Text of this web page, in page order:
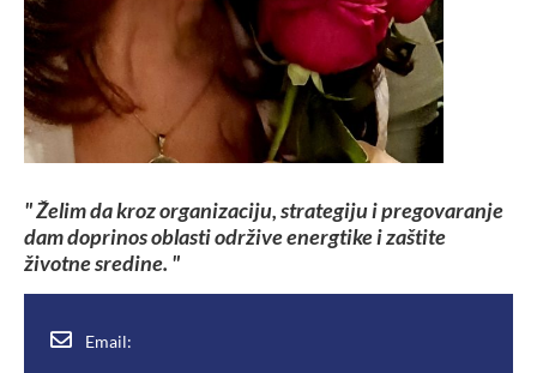
" Želim da kroz organizaciju, strategiju i pregovaranje
dam doprinos oblasti održive energtike i zaštite
životne sredine. "
Email: